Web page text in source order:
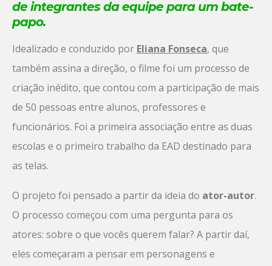
de integrantes da equipe para um bate-
papo.
Idealizado e conduzido por Eliana Fonseca, que
também assina a direção, o filme foi um processo de
criação inédito, que contou com a participação de mais
de 50 pessoas entre alunos, professores e
funcionários. Foi a primeira associação entre as duas
escolas e o primeiro trabalho da EAD destinado para
as telas.
O projeto foi pensado a partir da ideia do ator-autor.
O processo começou com uma pergunta para os
atores: sobre o que vocês querem falar? A partir daí,
eles começaram a pensar em personagens e